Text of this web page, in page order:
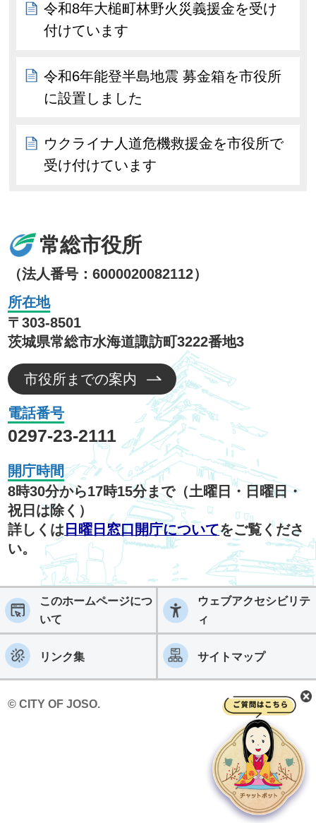
令和8年大槌町林野火災義援金を受け
付けています
令和6年能登半島地震 募金箱を市役所
に設置しました
ウクライナ人道危機救援金を市役所で
受け付けています
常総市役所
（法人番号：6000020082112）
所在地
〒303-8501
茨城県常総市水海道諏訪町3222番地3
市役所までの案内
電話番号
0297-23-2111
開庁時間
8時30分から17時15分まで（土曜日・日曜日・
祝日は除く）
詳しくは 日曜日窓口開庁についてをご覧くださ
い。
このホームページにつ
いて
ウェブアクセシビリテ
ィ
リンク集 サイトマップ
© CITY OF JOSO.